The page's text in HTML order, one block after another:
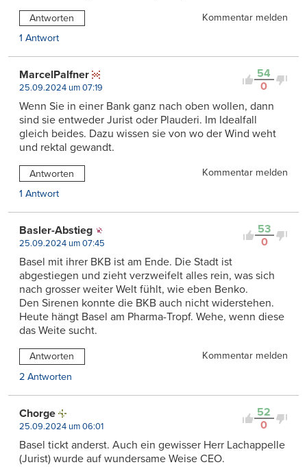
Antworten
Kommentar melden
1 Antwort
54
0
MarcelPalfner
25.09.2024 um 07:19
Wenn Sie in einer Bank ganz nach oben wollen, dann
sind sie entweder Jurist oder Plauderi. Im Idealfall
gleich beides. Dazu wissen sie von wo der Wind weht
und rektal gewandt.
Antworten
Kommentar melden
1 Antwort
53
0
Basler-Abstieg
25.09.2024 um 07:45
Basel mit ihrer BKB ist am Ende. Die Stadt ist
abgestiegen und zieht verzweifelt alles rein, was sich
nach grosser weiter Welt fühlt, wie eben Benko.
Den Sirenen konnte die BKB auch nicht widerstehen.
Heute hängt Basel am Pharma-Tropf. Wehe, wenn diese
das Weite sucht.
Antworten
Kommentar melden
2 Antworten
52
0
Chorge
25.09.2024 um 06:01
Basel tickt anderst. Auch ein gewisser Herr Lachappelle
(Jurist) wurde auf wundersame Weise CEO.